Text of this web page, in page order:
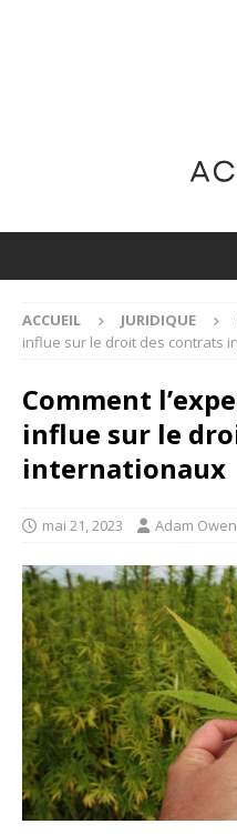
ACCUEIL JURIDIQUE
influe sur le droit des contrats
Comment
influe sur le
internationaux
mai 21, 2023 Adam